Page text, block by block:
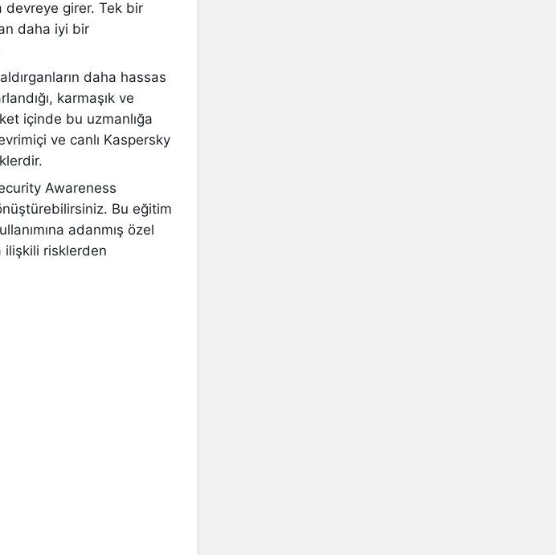
devreye girer. Tek bir
daha iyi bir
daha hassas
karmaşık ve
içinde bu uzmanlığa
ve canlı Kaspersky
Awareness
Bu eğitim
adanmış özel
ilişkili risklerden